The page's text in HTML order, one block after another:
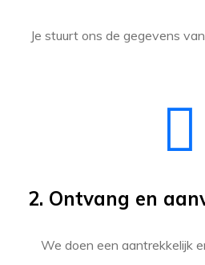
Je stuurt ons de gegevens
2. Ontvang en
We doen een aantrekkelijk